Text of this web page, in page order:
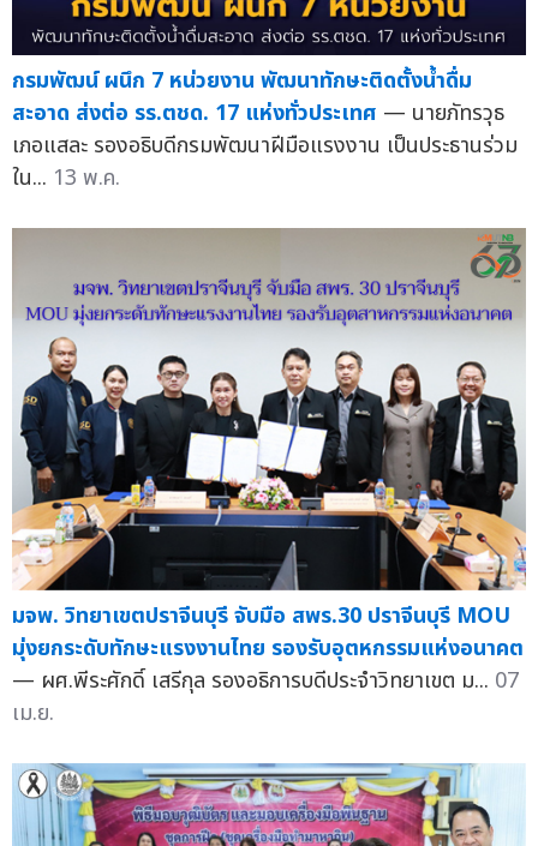
กรมพัฒน์ ผนึก 7 หน่วยงาน พัฒนาทักษะติดตั้งน้ำดื่ม
สะอาด ส่งต่อ รร.ตชด. 17 แห่งทั่วประเทศ — นายภัทรวุธ
เภอแสละ รองอธิบดีกรมพัฒนาฝีมือแรงงาน เป็นประธานร่วม
ใน... 13 พ.ค.
มจพ. วิทยาเขตปราจีนบุรี จับมือ สพร.30 ปราจีนบุรี MOU
มุ่งยกระดับทักษะแรงงานไทย รองรับอุตหกรรมแห่งอนาคต
— ผศ.พีระศักดิ์ เสรีกุล รองอธิการบดีประจำวิทยาเขต ม... 07
เม.ย.